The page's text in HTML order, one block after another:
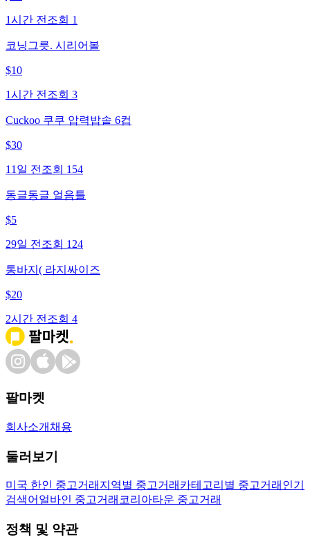
1시간 전 조회 1
코닝그릇. 시리어볼
$10
1시간 전 조회 3
Cuckoo 쿠쿠 압력밥솥 6컵
$30
11일 전 조회 154
동글동글 얼음틀
$5
29일 전 조회 124
통바지( 라지싸이즈
$20
2시간 전 조회 4
팔마켓
회사소개 채용
둘러보기
미국 한인 중고거래 지역별 중고거래 카테고리별 중고거래 인기
검색어 얼바인 중고거래 코리아타운 중고거래
정책 및 약관